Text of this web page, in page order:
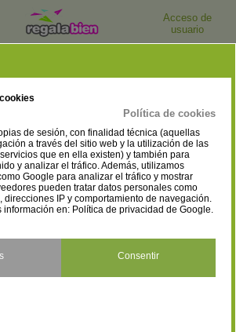
Acceso de
usuario
Hombre en Cáceres
para Hombre
Trujillo
Política de cookies
de sesión, con finalidad técnica (aquellas
a través del sitio web y la utilización de las
que en ella existen) y también para
y analizar el tráfico. Además, utilizamos
Google para analizar el tráfico y mostrar
pueden tratar datos personales como
direcciones IP y comportamiento de navegación.
información en: Política de privacidad de Google.
Consentir